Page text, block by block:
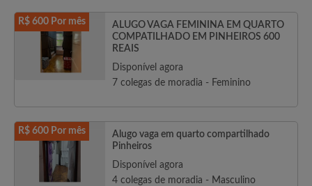
R$ 600 Por mês
ALUGO VAGA FEMININA EM QUARTO
COMPATILHADO EM PINHEIROS 600
REAIS
Disponível agora
7 colegas de moradia - Feminino
R$ 600 Por mês
Alugo vaga em quarto compartilhado
Pinheiros
Disponível agora
4 colegas de moradia - Masculino